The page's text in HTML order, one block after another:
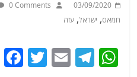
03/09/2020
0 Comments
חמאס, ישראל,עזה
W
T
E
T